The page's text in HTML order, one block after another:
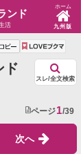
ンド
活
ホーム
九州版
ド
スレ/全文検索
ページ 1/39
次へ